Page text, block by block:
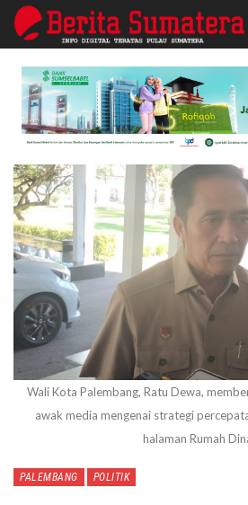
Wali Kota Palembang, Ratu Dewa,
awak media mengenai strategi
halaman Rumah
PALEMBANG POLITIK